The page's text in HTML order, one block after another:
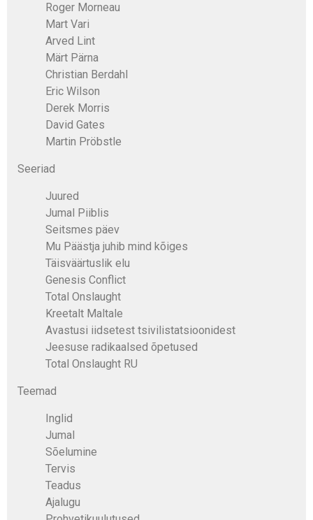
Roger Morneau
Mart Vari
Arved Lint
Märt Pärna
Christian Berdahl
Eric Wilson
Derek Morris
David Gates
Martin Pröbstle
Seeriad
Juured
Jumal Piiblis
Seitsmes päev
Mu Päästja juhib mind kõiges
Täisväärtuslik elu
Genesis Conflict
Total Onslaught
Kreetalt Maltale
Avastusi iidsetest tsivilistatsioonidest
Jeesuse radikaalsed õpetused
Total Onslaught RU
Teemad
Inglid
Jumal
Sõelumine
Tervis
Teadus
Ajalugu